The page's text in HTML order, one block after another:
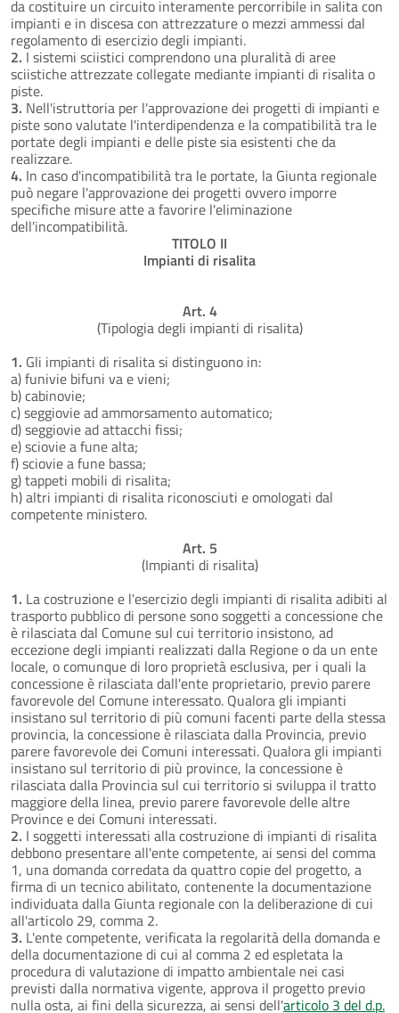
da costituire un circuito interamente percorribile in salita con
impianti e in discesa con attrezzature o mezzi ammessi dal
regolamento di esercizio degli impianti.
2. I sistemi sciistici comprendono una pluralità di aree
sciistiche attrezzate collegate mediante impianti di risalita o
piste.
3. Nell'istruttoria per l'approvazione dei progetti di impianti e
piste sono valutate l'interdipendenza e la compatibilità tra le
portate degli impianti e delle piste sia esistenti che da
realizzare.
4. In caso d'incompatibilità tra le portate, la Giunta regionale
può negare l'approvazione dei progetti ovvero imporre
specifiche misure atte a favorire l'eliminazione
dell'incompatibilità.
TITOLO II
Impianti di risalita
Art. 4
(Tipologia degli impianti di risalita)
1. Gli impianti di risalita si distinguono in:
a) funivie bifuni va e vieni;
b) cabinovie;
c) seggiovie ad ammorsamento automatico;
d) seggiovie ad attacchi fissi;
e) sciovie a fune alta;
f) sciovie a fune bassa;
g) tappeti mobili di risalita;
h) altri impianti di risalita riconosciuti e omologati dal
competente ministero.
Art. 5
(Impianti di risalita)
1. La costruzione e l'esercizio degli impianti di risalita adibiti al
trasporto pubblico di persone sono soggetti a concessione che
è rilasciata dal Comune sul cui territorio insistono, ad
eccezione degli impianti realizzati dalla Regione o da un ente
locale, o comunque di loro proprietà esclusiva, per i quali la
concessione è rilasciata dall'ente proprietario, previo parere
favorevole del Comune interessato. Qualora gli impianti
insistano sul territorio di più comuni facenti parte della stessa
provincia, la concessione è rilasciata dalla Provincia, previo
parere favorevole dei Comuni interessati. Qualora gli impianti
insistano sul territorio di più province, la concessione è
rilasciata dalla Provincia sul cui territorio si sviluppa il tratto
maggiore della linea, previo parere favorevole delle altre
Province e dei Comuni interessati.
2. I soggetti interessati alla costruzione di impianti di risalita
debbono presentare all'ente competente, ai sensi del comma
1, una domanda corredata da quattro copie del progetto, a
firma di un tecnico abilitato, contenente la documentazione
individuata dalla Giunta regionale con la deliberazione di cui
all'articolo 29, comma 2.
3. L'ente competente, verificata la regolarità della domanda e
della documentazione di cui al comma 2 ed espletata la
procedura di valutazione di impatto ambientale nei casi
previsti dalla normativa vigente, approva il progetto previo
nulla osta, ai fini della sicurezza, ai sensi dell'articolo 3 del d.p.